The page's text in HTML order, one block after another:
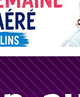
sur WhatsApp
sur WhatsApp
sur WhatsApp
Box Music
don pour Tsédaka